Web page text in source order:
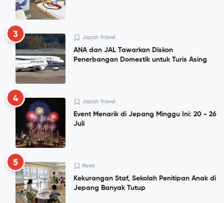
3 Japan Travel
ANA dan JAL Tawarkan Diskon
Penerbangan Domestik untuk Turis Asing
4 Japan Travel
Event Menarik di Jepang Minggu Ini: 20 - 26
Juli
5 News
Kekurangan Staf, Sekolah Penitipan Anak di
Jepang Banyak Tutup